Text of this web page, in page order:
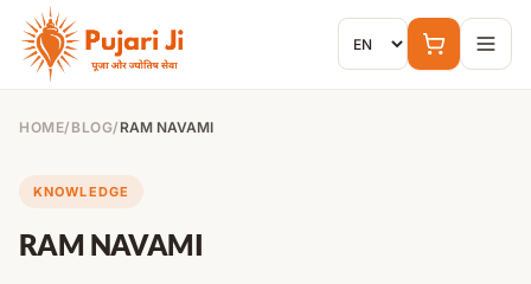
Skip to content
HOME/ BLOG/ RAM NAVAMI
KNOWLEDGE
RAM NAVAMI